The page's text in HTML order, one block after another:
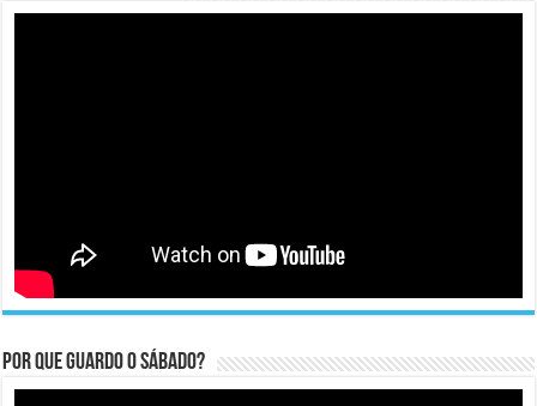
Por que guardo o Sábado?